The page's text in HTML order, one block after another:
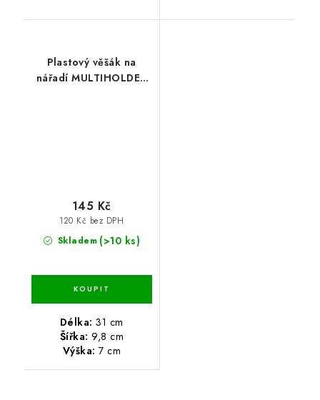
Plastový věšák na
nářadí MULTIHOLDER
Skladem (>10 ks)
120 Kč bez DPH
145 Kč
Délka: 31 cm
Šířka: 9,8 cm
Výška: 7 cm